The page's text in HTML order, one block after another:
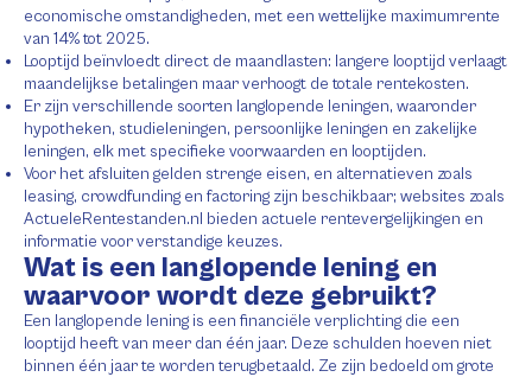
economische omstandigheden, met een wettelijke maximumrente
van 14% tot 2025.
Looptijd beïnvloedt direct de maandlasten: langere looptijd verlaagt
maandelijkse betalingen maar verhoogt de totale rentekosten.
Er zijn verschillende soorten langlopende leningen, waaronder
hypotheken, studieleningen, persoonlijke leningen en zakelijke
leningen, elk met specifieke voorwaarden en looptijden.
Voor het afsluiten gelden strenge eisen, en alternatieven zoals
leasing, crowdfunding en factoring zijn beschikbaar; websites zoals
ActueleRentestanden.nl bieden actuele rentevergelijkingen en
informatie voor verstandige keuzes.
Wat is een langlopende lening en
waarvoor wordt deze gebruikt?
Een langlopende lening is een financiële verplichting die een
looptijd heeft van meer dan één jaar. Deze schulden hoeven niet
binnen één jaar te worden terugbetaald. Ze zijn bedoeld om grote